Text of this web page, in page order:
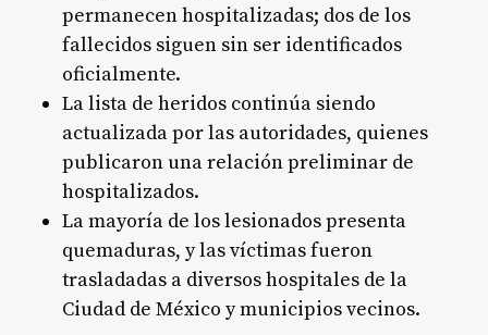
permanecen hospitalizadas; dos de los
fallecidos siguen sin ser identificados
oficialmente.
La lista de heridos continúa siendo
actualizada por las autoridades, quienes
publicaron una relación preliminar de
hospitalizados.
La mayoría de los lesionados presenta
quemaduras, y las víctimas fueron
trasladadas a diversos hospitales de la
Ciudad de México y municipios vecinos.